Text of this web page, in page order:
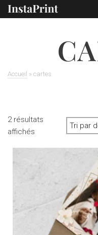
Accueil » cartes
2 résultats
affichés